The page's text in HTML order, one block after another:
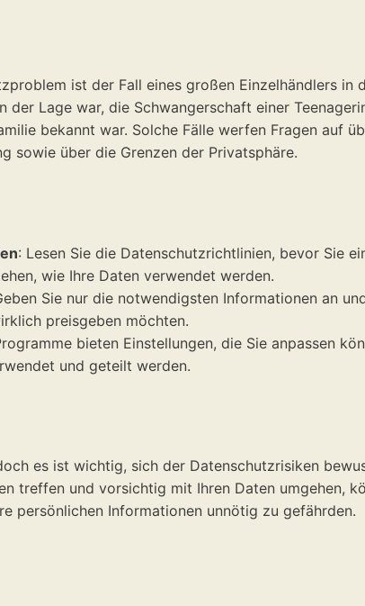
ist der Fall eines großen Einzelhändlers in
der Lage war, die Schwangerschaft einer
bekannt war. Solche Fälle werfen Fragen auf
sowie über die Grenzen der Privatsphäre.
: Lesen Sie die Datenschutzrichtlinien, bevor Sie
wie Ihre Daten verwendet werden.
Sie nur die notwendigsten Informationen an
preisgeben möchten.
bieten Einstellungen, die Sie anpassen
und geteilt werden.
es ist wichtig, sich der Datenschutzrisiken
treffen und vorsichtig mit Ihren Daten umgehen,
persönlichen Informationen unnötig zu gefährden.